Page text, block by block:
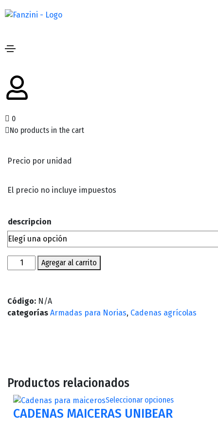
0
No products in the cart
Inicio
/
CADENAS PARA NORIAS ARMADAS UNIBEAR –
BERNARDIN
CADENAS PARA NORIAS ARMADAS
UNIBEAR – BERNARDIN
Precio por unidad
El precio no incluye impuestos
descripcion
Agregar al carrito
Código: N/A
categorías Armadas para Norias, Cadenas agrícolas
Productos relacionados
Seleccionar opciones
CADENAS MAICERAS UNIBEAR